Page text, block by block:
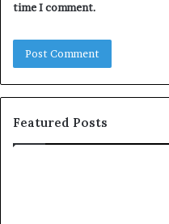
time I comment.
Featured Posts